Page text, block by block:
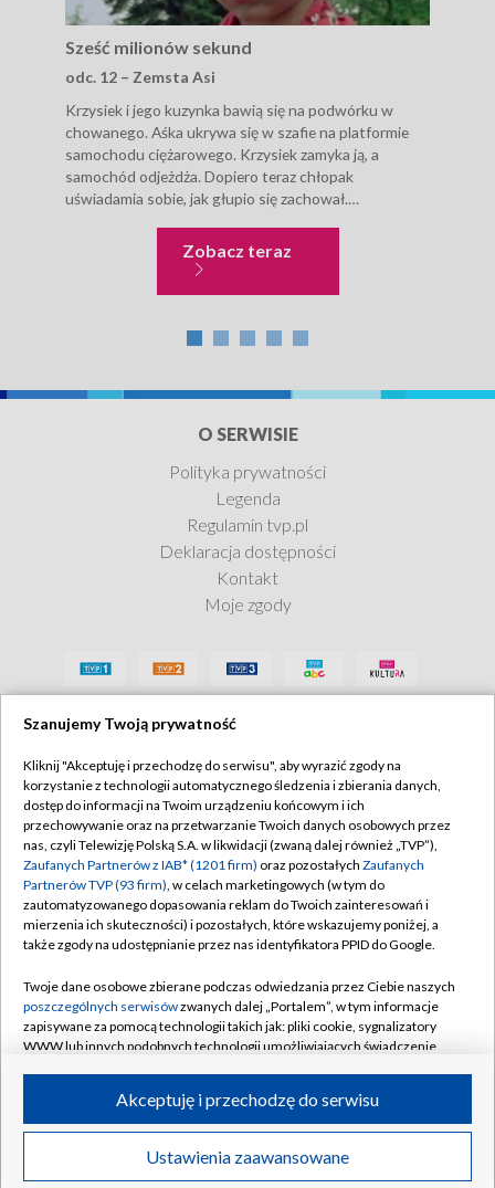
Sześć milionów sekund
odc. 12 – Zemsta Asi
Krzysiek i jego kuzynka bawią się na podwórku w
chowanego. Aśka ukrywa się w szafie na platformie
samochodu ciężarowego. Krzysiek zamyka ją, a
samochód odjeżdża. Dopiero teraz chłopak
uświadamia sobie, jak głupio się zachował.
Zobacz terazSześć milionów sekund
O SERWISIE
Polityka prywatności
Legenda
Regulamin tvp.pl
Deklaracja dostępności
Kontakt
Moje zgody
Szanujemy Twoją prywatność
Kliknij "Akceptuję i przechodzę do serwisu", aby wyrazić zgody na
korzystanie z technologii automatycznego śledzenia i zbierania danych,
dostęp do informacji na Twoim urządzeniu końcowym i ich
przechowywanie oraz na przetwarzanie Twoich danych osobowych przez
nas, czyli Telewizję Polską S.A. w likwidacji (zwaną dalej również „TVP”),
Zaufanych Partnerów z IAB* (1201 firm) oraz pozostałych Zaufanych
Partnerów TVP (93 firm), w celach marketingowych (w tym do
zautomatyzowanego dopasowania reklam do Twoich zainteresowań i
mierzenia ich skuteczności) i pozostałych, które wskazujemy poniżej, a
także zgody na udostępnianie przez nas identyfikatora PPID do Google.
Twoje dane osobowe zbierane podczas odwiedzania przez Ciebie naszych
poszczególnych serwisówzwanych dalej „Portalem”, w tym informacje
zapisywane za pomocą technologii takich jak: pliki cookie, sygnalizatory
WWW lub innych podobnych technologii umożliwiających świadczenie
ruchu w Internecie.
Twoje dane osobowe zbierane podczas odwiedzania przez Ciebie
poszczególnych serwisówna Portalu, takie jak adresy IP, identyfikatory
Ustawienia zaawansowane
Akceptuję i przechodzę do serwisu